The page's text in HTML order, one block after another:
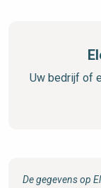
Uw bedrijf of
De gegevens op